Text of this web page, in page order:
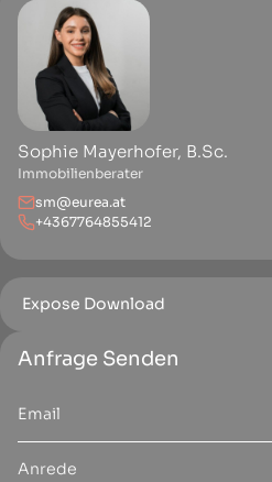
Sophie Mayerhofer, B.Sc.
Immobilienberater
sm@eurea.at
+4367764855412
Expose Download
Anfrage Senden
Anrede